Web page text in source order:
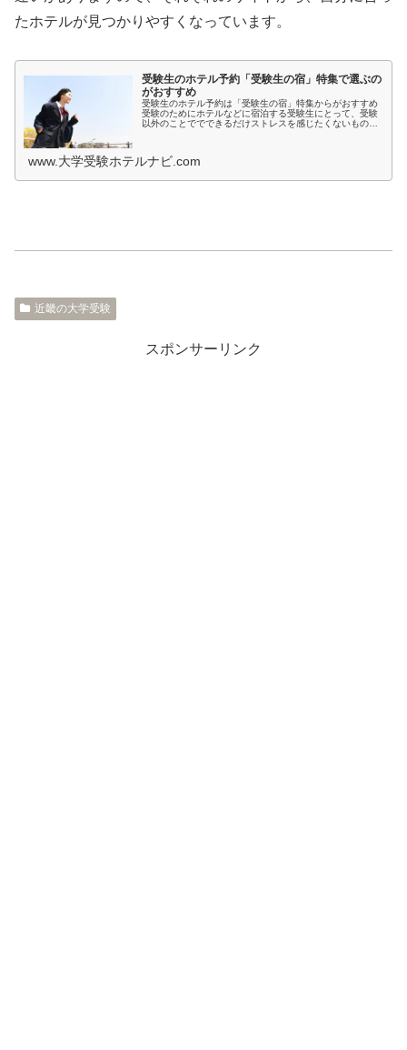
たホテルが見つかりやすくなっています。
受験生のホテル予約「受験生の宿」特集で選ぶの
がおすすめ
受験生のホテル予約は「受験生の宿」特集からがおすすめ
受験のためにホテルなどに宿泊する受験生にとって、受験
以外のことででできるだけストレスを感じたくないもので
www.大学受験ホテルナビ.com
近畿の大学受験
スポンサーリンク